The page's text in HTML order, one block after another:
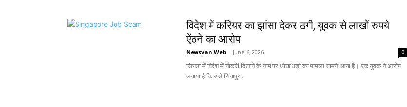
विदेश में करियर का झांसा देकर ठगी, युवक से लाखों रुपये
ऐंठने का आरोप
NewsvaniWeb - June 6, 2026 0
सिरसा में विदेश में नौकरी दिलाने के नाम पर धोखाधड़ी का मामला सामने आया है। एक युवक ने आरोप
लगाया है कि उसे सिंगापुर...